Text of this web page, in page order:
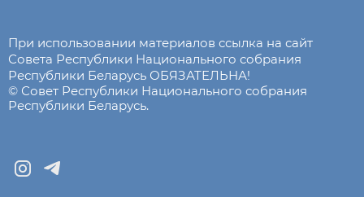
При использовании материалов ссылка на сайт
Совета Республики Национального собрания
Республики Беларусь ОБЯЗАТЕЛЬНА!
© Совет Республики Национального собрания
Республики Беларусь.